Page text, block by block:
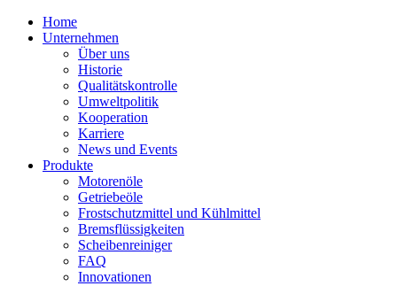
Home
Unternehmen
Über uns
Historie
Qualitätskontrolle
Umweltpolitik
Kooperation
Karriere
News und Events
Produkte
Motorenöle
Getriebeöle
Frostschutzmittel und Kühlmittel
Bremsflüssigkeiten
Scheibenreiniger
FAQ
Innovationen